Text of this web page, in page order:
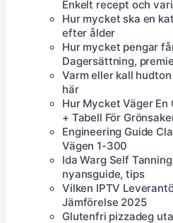
Enkelt recept och
Hur mycket ska en
efter ålder
Hur mycket pengar
Dagersättning,
Varm eller kall
här
Hur Mycket Väger
+ Tabell För
Engineering Guide
Vägen 1-300
Ida Warg Self
nyansguide, tips
Vilken IPTV
Jämförelse 2025
Glutenfri pizzadeg